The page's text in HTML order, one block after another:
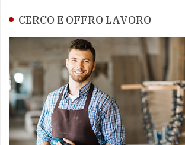
CERCO E OFFRO LAVORO